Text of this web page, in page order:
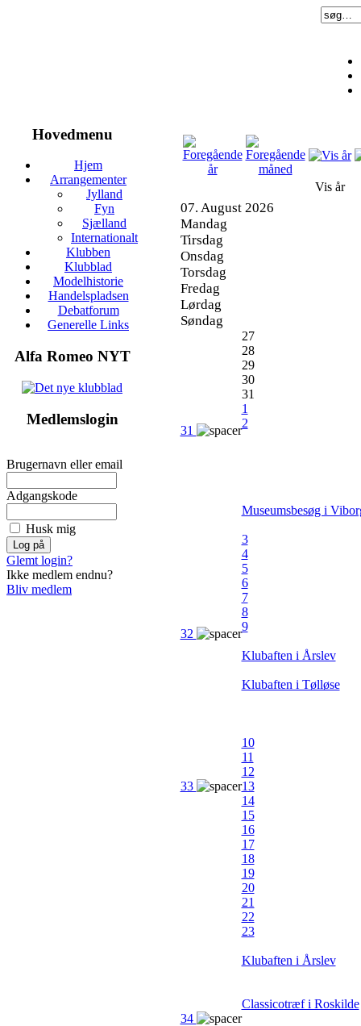
Hovedmenu
Hjem
Arrangementer
Jylland
Fyn
Sjælland
Internationalt
Klubben
Klubblad
Modelhistorie
Handelspladsen
Debatforum
Generelle Links
Alfa Romeo NYT
Medlemslogin
Brugernavn eller email
Adgangskode
Husk mig
Glemt login?
Ikke medlem endnu?
Bliv medlem
Vis år
07. August 2026
Mandag
Tirsdag
Onsdag
Torsdag
Fredag
Lørdag
Søndag
31
27
28
29
30
31
1
2
Museumsbesøg i
32
3
4
5
6
7
8
9
Klubaften i Årslev
Klubaften i Tølløse
33
10
11
12
13
14
15
16
34
17
18
19
20
21
22
23
Klubaften i Årslev
Classicotræf i Roskilde